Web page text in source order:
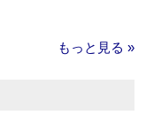
もっと見る »